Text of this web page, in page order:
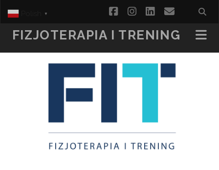
facebookinstagram
linkedinemail
FIZJOTERAPIA I TRENING
▼